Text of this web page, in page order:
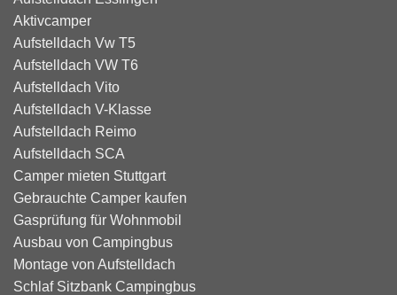
Aktivcamper
Aufstelldach Vw T5
Aufstelldach VW T6
Aufstelldach Vito
Aufstelldach V-Klasse
Aufstelldach Reimo
Aufstelldach SCA
Camper mieten Stuttgart
Gebrauchte Camper kaufen
Gasprüfung für Wohnmobil
Ausbau von Campingbus
Montage von Aufstelldach
Schlaf Sitzbank Campingbus